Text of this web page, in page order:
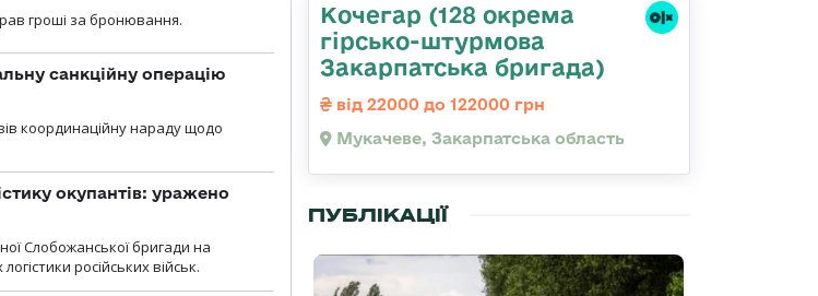
гроші за бронювання.
санкційну операцію
координаційну нараду щодо
окупантів: уражено
Слобожанської бригади на
російських військ.
Кочегар (128 окрема
гірсько-штурмова
Закарпатська бригада)
від 22000 до 122000 грн
Мукачеве, Закарпатська область
ПУБЛІКАЦІЇ